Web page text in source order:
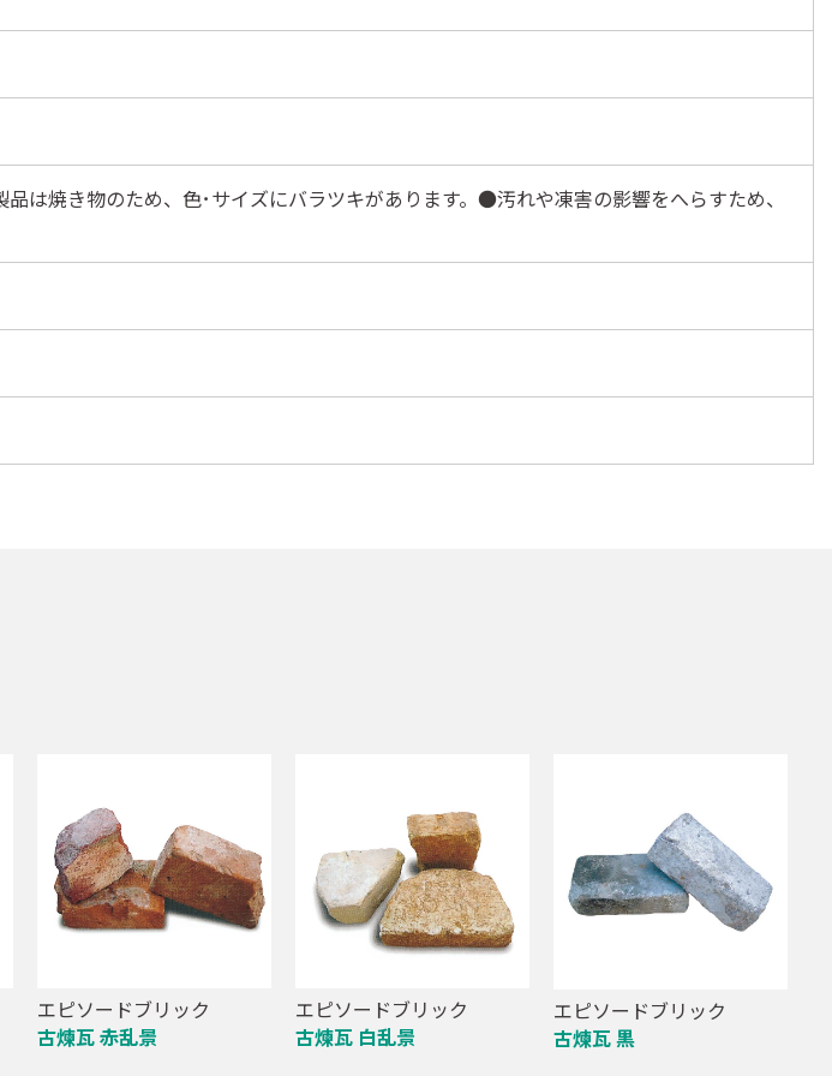
焼き物のため、色･サイズにバラツキがあります。●汚れや凍害の影響をへらすため、
エピソードブリック
古煉瓦 赤乱景
エピソードブリック
古煉瓦 白乱景
エピソードブリック
古煉瓦 黒